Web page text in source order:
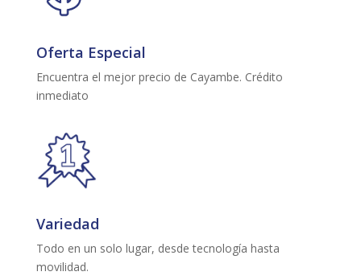
Oferta Especial
Encuentra el mejor precio de Cayambe. Crédito
inmediato
Variedad
Todo en un solo lugar, desde tecnología hasta
movilidad.